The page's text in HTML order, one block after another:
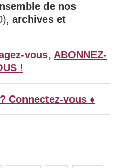
de nos
archives et
vous, ABONNEZ-
!
Connectez-vous ♦